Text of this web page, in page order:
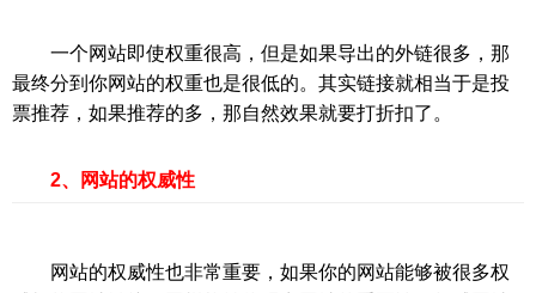
一个网站即使权重很高，但是如果导出的外链很多，那
最终分到你网站的权重也是很低的。其实链接就相当于是投
票推荐，如果推荐的多，那自然效果就要打折扣了。
2、网站的权威性
网站的权威性也非常重要，如果你的网站能够被很多权